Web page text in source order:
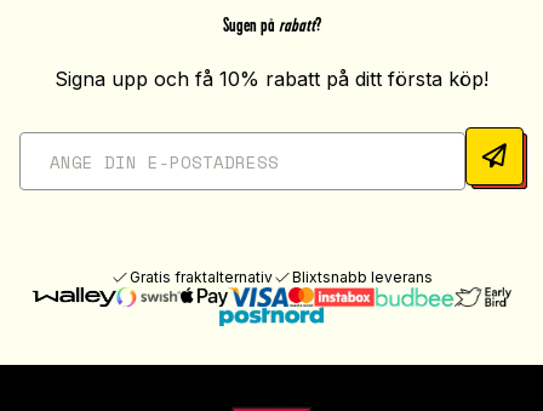
Sugen på rabatt?
Signa upp och få 10% rabatt på ditt första köp!
Gratis fraktalternativ Blixtsnabb leverans